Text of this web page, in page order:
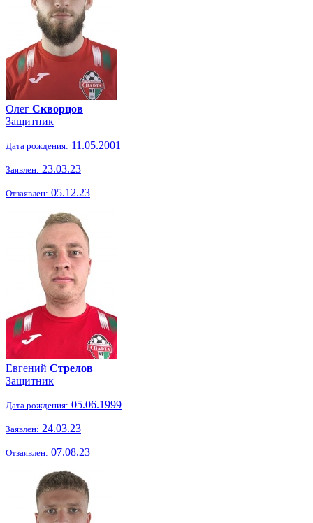
Олег Скворцов
Защитник
Дата рождения: 11.05.2001
Заявлен: 23.03.23
Отзаявлен: 05.12.23
Евгений Стрелов
Защитник
Дата рождения: 05.06.1999
Заявлен: 24.03.23
Отзаявлен: 07.08.23